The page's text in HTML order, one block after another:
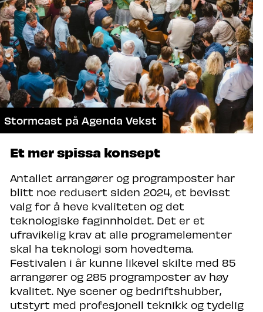
Stormcast på Agenda Vekst
Et mer spissa konsept
Antallet arrangører og programposter har
blitt noe redusert siden 2024, et bevisst
valg for å heve kvaliteten og det
teknologiske faginnholdet. Det er et
ufravikelig krav at alle programelementer
skal ha teknologi som hovedtema.
Festivalen i år kunne likevel skilte med 85
arrangører og 285 programposter av høy
kvalitet. Nye scener og bedriftshubber,
utstyrt med profesjonell teknikk og tydelig